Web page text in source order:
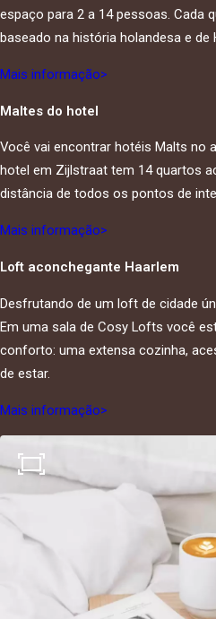
espaço para 2 a 14 pessoas. Cada
baseado na história holandesa e de
Mais informação>
Maltes do hotel
Você vai encontrar hotéis Malts no
hotel em Zijlstraat tem 14 quartos
distância de todos os pontos de
Mais informação>
Loft aconchegante Haarlem
Desfrutando de um loft de cidade
Em uma sala de Cosy Lofts você
conforto: uma extensa cozinha,
de estar.
Mais informação>